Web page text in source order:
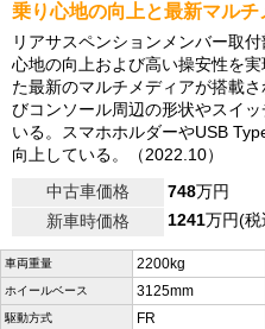
乗り心地の向上と最新マルチ
リアサスペンションメンバー取
心地の向上および高い操安性を
た最新のマルチメディアが搭載
びコンソール周辺の形状やスイ
いる。スマホホルダーやUSB
向上している。（2022.10）
中古車価格
748万円
新車時価格
1241万円(税
車両重量 2200kg
ホイールベース 3125mm
駆動方式 FR